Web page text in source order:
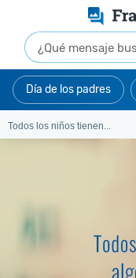
Día de los padres
Todos los niños tienen...